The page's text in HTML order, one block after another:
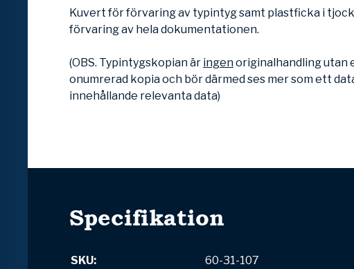
Kuvert för förvaring av typintyg samt plastficka i
förvaring av hela dokumentationen.
(OBS. Typintygskopian är ingenoriginalhandling utan
onumrerad kopia och bör därmed ses mer som ett
innehållande relevanta data)
Specifikation
SKU:
60-31-107